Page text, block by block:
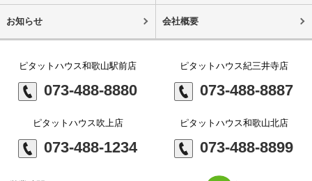
お知らせ 会社概要
ピタットハウス和歌山駅前店
073-488-8880
ピタットハウス紀三井寺店
073-488-8887
ピタットハウス吹上店
073-488-1234
ピタットハウス和歌山北店
073-488-8899